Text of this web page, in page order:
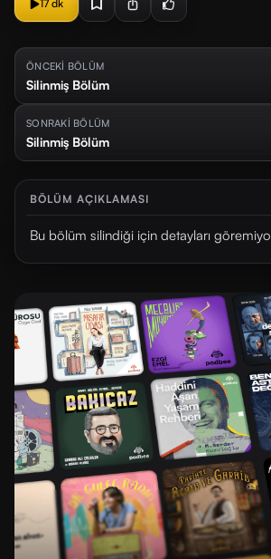
17 dk
ÖNCEKİ BÖLÜM
Silinmiş Bölüm
SONRAKİ BÖLÜM
Silinmiş Bölüm
BÖLÜM AÇIKLAMASI
Bu bölüm silindiği için detayları